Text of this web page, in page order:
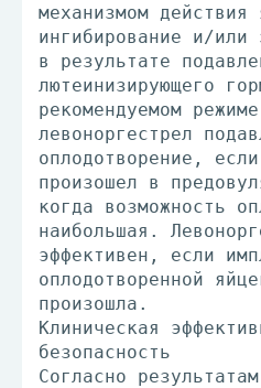
механизмом действия
ингибирование и/или
в результате
лютеинизирующего
рекомендуемом
левоноргестрел
оплодотворение,
произошел в
когда возможность
наибольшая.
эффективен, если
оплодотворенной
произошла.
Клиническая
безопасность
Согласно